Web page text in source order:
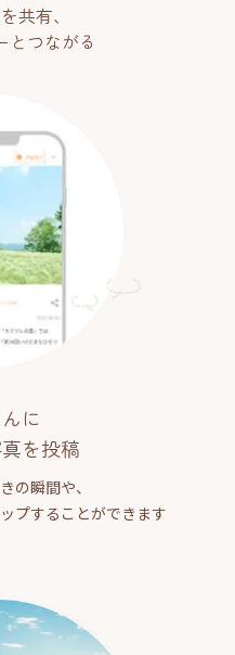
共有、
とつながる
に
を投稿
の瞬間や、
プすることができます